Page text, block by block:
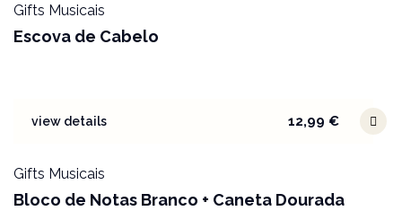
Gifts Musicais
Escova de Cabelo
view details 12,99 €
Gifts Musicais
Bloco de Notas Branco + Caneta Dourada